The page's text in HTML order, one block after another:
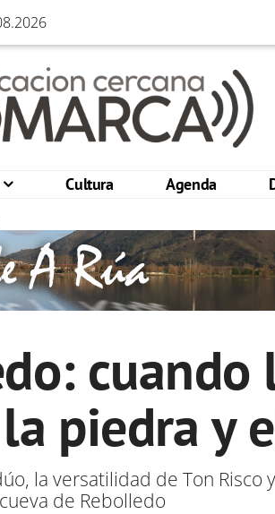
Cultura Agenda
cuando
piedra y
la versatilidad de Ton Risco
de Rebolledo